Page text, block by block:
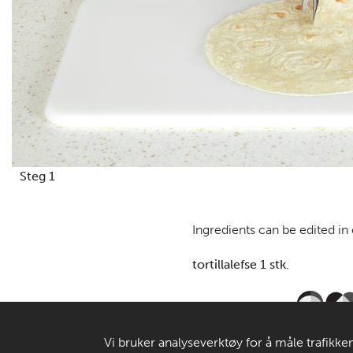
Steg 1
Ingredients can be edited
tortillalefse 1 stk.
Vi bruker analyseverktøy for å måle